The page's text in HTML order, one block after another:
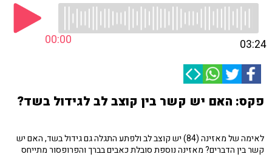
00:00 03:24
פקס: האם יש קשר בין קוצב לב לגידול בשד?
לאימה של מאזינה (84) יש קוצב לב ולפתע התגלה גם גידול בשד, האם יש
קשר בין הדברים? מאזינה נוספת סובלת כאבים בברך והפרופסור מתייחס